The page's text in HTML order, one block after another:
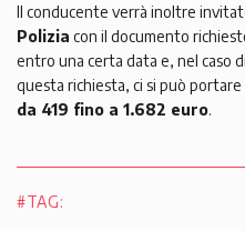
Il conducente verrà inoltre
Polizia con il documento
entro una certa data e, nel caso di
questa richiesta, ci si può portare
da 419 fino a 1.682 euro.
#TAG: